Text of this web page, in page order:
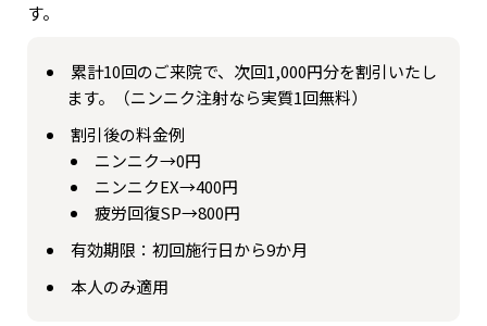
す。
累計10回のご来院で、次回1,000円分を割引いたし
ます。（ニンニク注射なら実質1回無料）
割引後の料金例
ニンニク→0円
ニンニクEX→400円
疲労回復SP→800円
有効期限：初回施行日から9か月
本人のみ適用